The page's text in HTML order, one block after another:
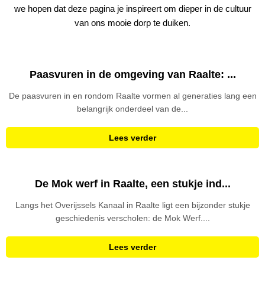
we hopen dat deze pagina je inspireert om dieper in de cultuur
van ons mooie dorp te duiken.
Paasvuren in de omgeving van Raalte: ...
De paasvuren in en rondom Raalte vormen al generaties lang een
belangrijk onderdeel van de...
Lees verder
De Mok werf in Raalte, een stukje ind...
Langs het Overijssels Kanaal in Raalte ligt een bijzonder stukje
geschiedenis verscholen: de Mok Werf....
Lees verder